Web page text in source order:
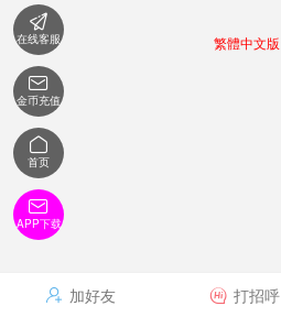
 加好友  打招呼
繁體中文版

在线客服

金币充值

首页

APP下载